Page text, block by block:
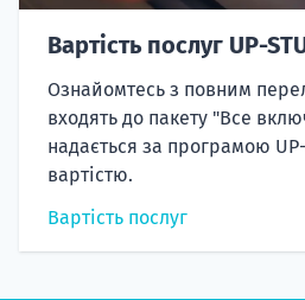
Вартість послуг UP-
Ознайомтесь з повним
входять до пакету "Все
надається за програмою UP-
вартістю.
Вартість послуг